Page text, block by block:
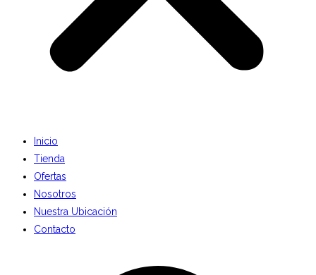
Inicio
Tienda
Ofertas
Nosotros
Nuestra Ubicación
Contacto